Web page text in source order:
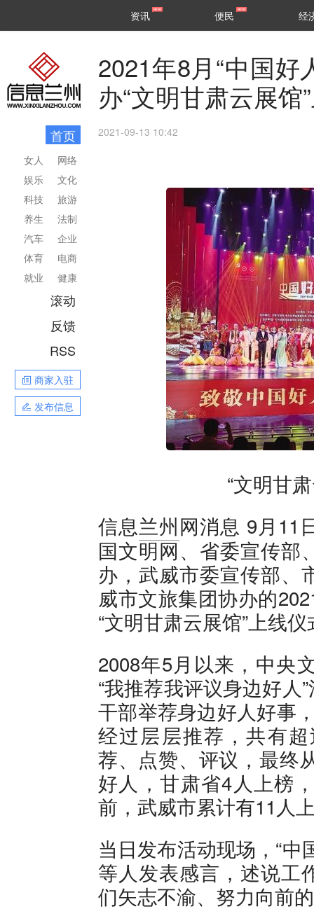
区县
资讯 便民 经
首页
网络
文化
旅游
法制
企业
电商
健康
女人
娱乐
科技
养生
汽车
体育
就业
滚动
反馈
RSS
商家入驻
发布信息
2021年8月“中国好
办“文明甘肃云展馆
2021-09-13 10:42
“文明甘
信息兰州网消息 9月11
国文明网、省委宣传部
办，武威市委宣传部、
威市文旅集团协办的
“文明甘肃云展馆”上线
2008年5月以来，中央
“我推荐我评议身边好人
干部举荐身边好人好事
经过层层推荐，共有
荐、点赞、评议，最终
好人，甘肃省4人上榜
前，武威市累计有11人
当日发布活动现场，“中
等人发表感言，述说工
们矢志不渝、努力向前